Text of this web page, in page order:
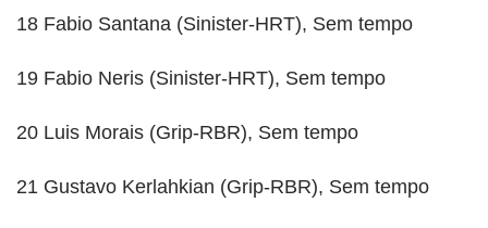
18 Fabio Santana (Sinister-HRT), Sem tempo
19 Fabio Neris (Sinister-HRT), Sem tempo
20 Luis Morais (Grip-RBR), Sem tempo
21 Gustavo Kerlahkian (Grip-RBR), Sem tempo